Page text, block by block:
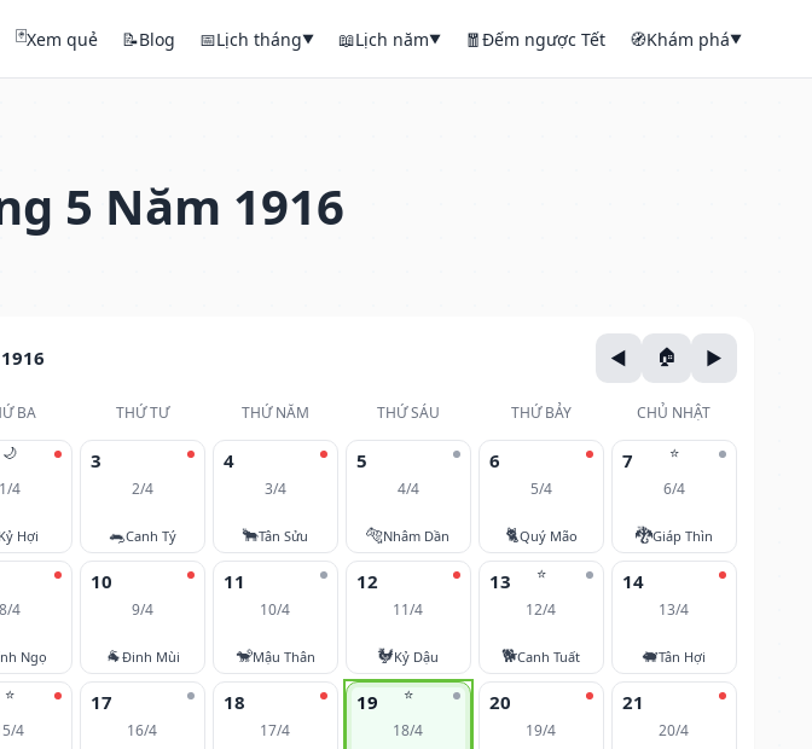
🃏Xem quẻ 📝Blog 📅Lịch tháng▼ 📖Lịch năm▼ 🧧Đếm ngược Tết 🧭Khám phá▼
5 Năm 1916
BA THỨ TƯ THỨ NĂM THỨ SÁU THỨ BẢY
CHỦ NHẬT
🌙
1/4
Kỷ Hợi
3
2/4
🐀Canh Tý
4
3/4
🐂Tân Sửu
5
4/4
🐅Nhâm Dần
6
5/4
🐈Quý Mão
⭐
7
6/4
🐉Giáp Thìn
8/4
Ngọ
10
9/4
🐐Đinh Mùi
11
10/4
🐒Mậu Thân
12
11/4
🐓Kỷ Dậu
⭐
13
12/4
🐕Canh Tuất
14
13/4
🐖Tân Hợi
⭐
4
17
16/4
18
17/4
⭐
19
18/4
20
19/4
21
20/4